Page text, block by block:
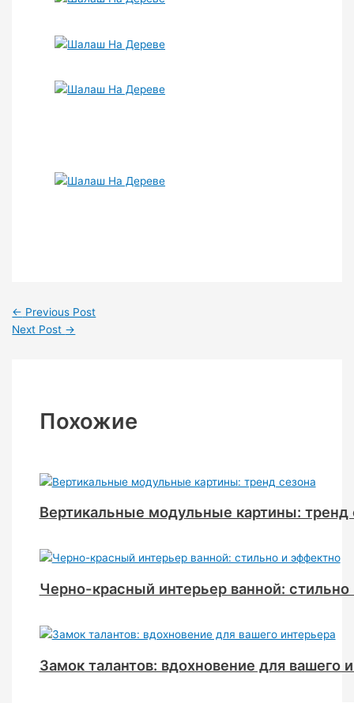
← Previous Post
Next Post →
Похожие
Вертикальные модульные картины: тренд
Черно-красный интерьер ванной:
Замок талантов: вдохновение для вашего